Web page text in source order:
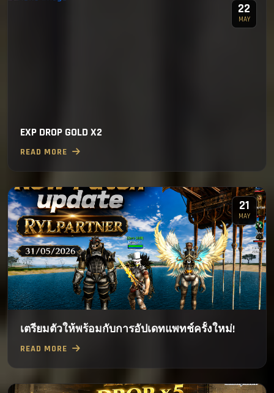
22
MAY
EXP DROP GOLD X2
READ MORE
21
MAY
เตรียมตัวให้พร้อมกับการอัปเดทแพทช์ครั้งใหม่!
READ MORE